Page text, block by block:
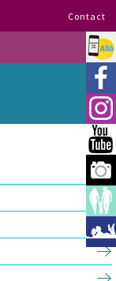
Contact
Allo